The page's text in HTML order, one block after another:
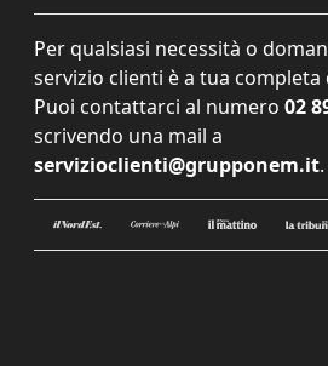
Per qualsiasi necessità o
servizio clienti è a tua completa
Puoi contattarci al numero 02
scrivendo una mail a
servizioclienti@grupponem.it.